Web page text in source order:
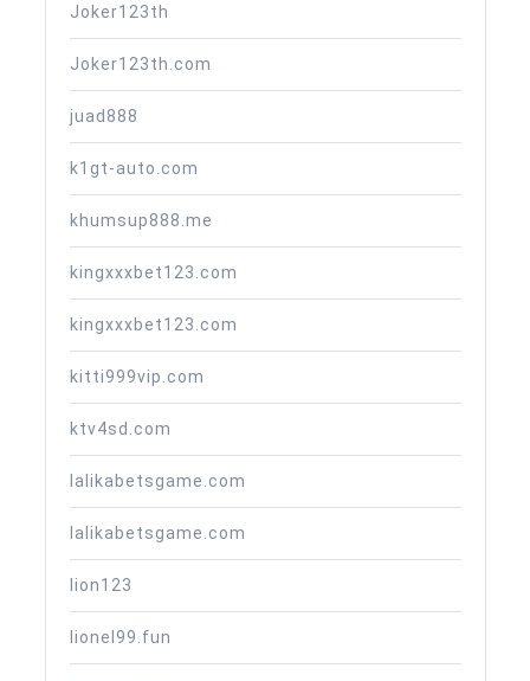
Joker123th
Joker123th.com
juad888
k1gt-auto.com
khumsup888.me
kingxxxbet123.com
kingxxxbet123.com
kitti999vip.com
ktv4sd.com
lalikabetsgame.com
lalikabetsgame.com
lion123
lionel99.fun